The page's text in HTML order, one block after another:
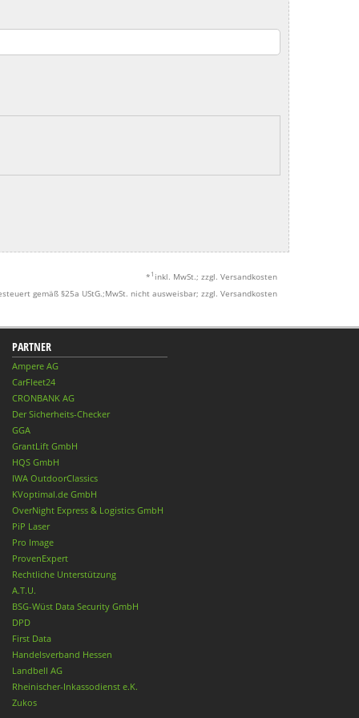
* 1 inkl. MwSt.; zzgl. Versandkosten
gemäß §25a UStG.;MwSt. nicht ausweisbar; zzgl. Versandkosten
PARTNER
Ampere AG
CarFleet24
CRONBANK AG
Der Sicherheits-Checker
GGA
GrantLift GmbH
HQS GmbH
IWA OutdoorClassics
KVoptimal.de GmbH
OverNight Express & Logistics GmbH
PiP Laser
Pro Image
ProvenExpert
Rechtliche Unterstützung
A.T.U.
BSG-Wüst Data Security GmbH
DPD
First Data
Handelsverband Hessen
Landbell AG
Rheinischer-Inkassodienst e.K.
Zukos